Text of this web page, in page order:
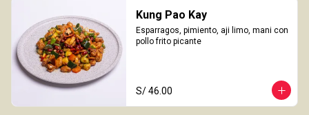
Kung Pao Kay
Esparragos, pimiento, aji limo, mani con
pollo frito picante
S/ 46.00